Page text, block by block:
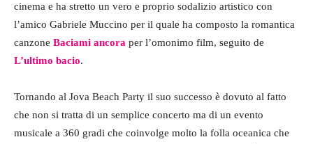
cinema e ha stretto un vero e proprio sodalizio artistico con
l’amico Gabriele Muccino per il quale ha composto la romantica
canzone Baciami ancora per l’omonimo film, seguito de
L’ultimo bacio.
Tornando al Jova Beach Party il suo successo è dovuto al fatto
che non si tratta di un semplice concerto ma di un evento
musicale a 360 gradi che coinvolge molto la folla oceanica che